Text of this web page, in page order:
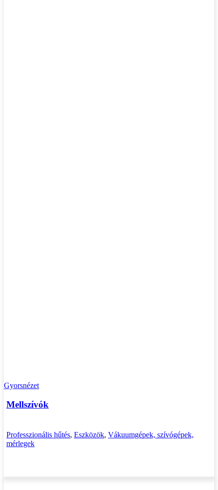
Gyorsnézet
Mellszívók
Professzionális hűtés, Eszközök, Vákuumgépek, szívógépek,
mérlegek